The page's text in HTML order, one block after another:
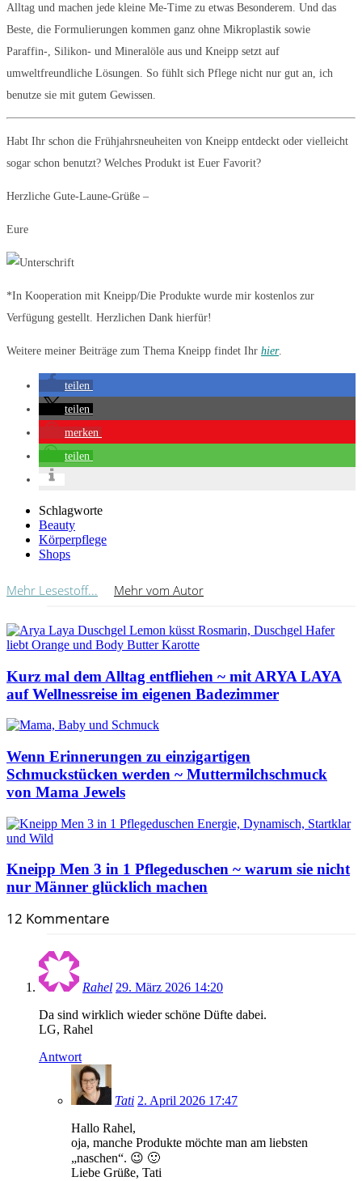
Alltag und machen jede kleine Me-Time zu etwas Besonderem. Und das
Beste, die Formulierungen kommen ganz ohne Mikroplastik sowie
Paraffin-, Silikon- und Mineralöle aus und Kneipp setzt auf
umweltfreundliche Lösungen. So fühlt sich Pflege nicht nur gut an, ich
benutze sie mit gutem Gewissen.
Habt Ihr schon die Frühjahrsneuheiten von Kneipp entdeckt oder vielleicht
sogar schon benutzt? Welches Produkt ist Euer Favorit?
Herzliche Gute-Laune-Grüße –
Eure
*In Kooperation mit Kneipp/Die Produkte wurde mir kostenlos zur
Verfügung gestellt. Herzlichen Dank hierfür!
Weitere meiner Beiträge zum Thema Kneipp findet Ihr hier.
teilen
teilen
merken
teilen
Schlagworte
Beauty
Körperpflege
Shops
Mehr Lesestoff... Mehr vom Autor
Kurz mal dem Alltag entfliehen ~ mit ARYA LAYA
auf Wellnessreise im eigenen Badezimmer
Wenn Erinnerungen zu einzigartigen
Schmuckstücken werden ~ Muttermilchschmuck
von Mama Jewels
Kneipp Men 3 in 1 Pflegeduschen ~ warum sie nicht
nur Männer glücklich machen
12 Kommentare
Rahel 29. März 2026 14:20
Da sind wirklich wieder schöne Düfte dabei.
LG, Rahel
Antwort
Tati 2. April 2026 17:47
Hallo Rahel,
oja, manche Produkte möchte man am liebsten
„naschen“. 😉 🙂
Liebe Grüße, Tati